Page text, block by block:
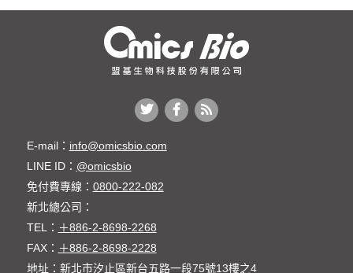
E-mail： info@omicsbio.com
LINE ID： @omicsbio
免付費專線： 0800-222-082
新北總公司：
TEL： ＋886-2-8698-2268
FAX： ＋886-2-8698-2228
地址： 新北市汐止區新台五路一段75號13樓之4